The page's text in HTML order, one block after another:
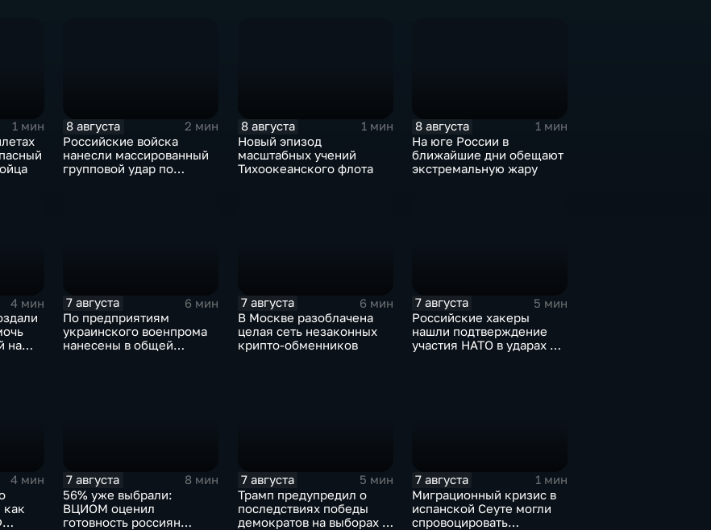
1 мин
8 августа
2 мин
Российские войска
нанесли массированный
групповой удар по
8 августа
1 мин
Новый эпизод
масштабных учений
Тихоокеанского флота
8 августа
1 мин
На юге России в
ближайшие дни обещают
экстремальную жару
4 мин
на
7 августа
6 мин
По предприятиям
украинского военпрома
нанесены в общей
7 августа
6 мин
В Москве разоблачена
целая сеть незаконных
крипто-обменников
7 августа
5 мин
Российские хакеры
нашли подтверждение
участия НАТО в ударах по
4 мин
как
7 августа
8 мин
56% уже выбрали:
ВЦИОМ оценил
готовность россиян
7 августа
5 мин
Трамп предупредил о
последствиях победы
демократов на выборах в
7 августа
1 мин
Миграционный кризис в
испанской Сеуте могли
спровоцировать